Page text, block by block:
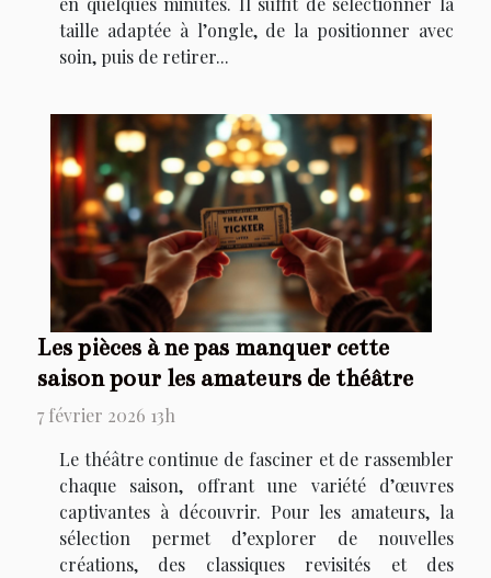
taille adaptée à l’ongle, de la positionner avec
soin, puis de retirer...
Les pièces à ne pas manquer cette
saison pour les amateurs de théâtre
7 février 2026 13h
Le théâtre continue de fasciner et de rassembler
chaque saison, offrant une variété d’œuvres
captivantes à découvrir. Pour les amateurs, la
sélection permet d’explorer de nouvelles
créations, des classiques revisités et des